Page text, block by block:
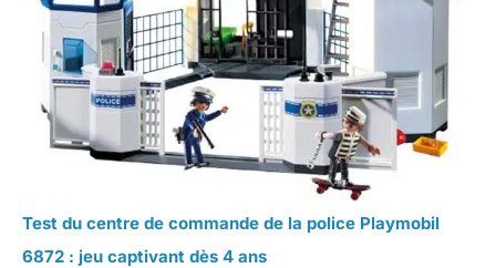
Test du centre de commande de la police Playmobil
6872 : jeu captivant dès 4 ans